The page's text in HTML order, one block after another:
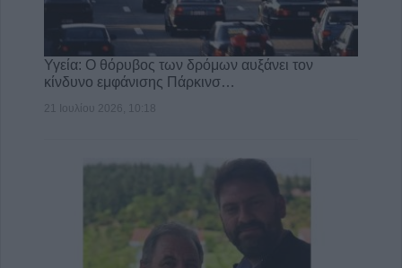
Υγεία: Ο θόρυβος των δρόμων αυξάνει τον
κίνδυνο εμφάνισης Πάρκινσ…
21 Ιουλίου 2026, 10:18